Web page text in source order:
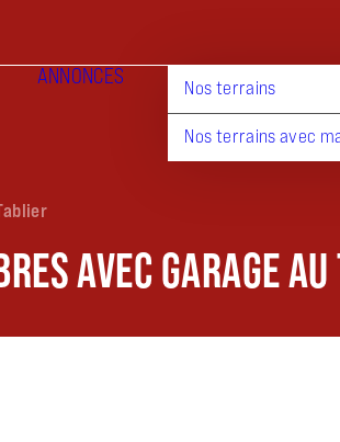
ANNONCES Nos terrains
Nos terrains avec
AVEC GARAGE